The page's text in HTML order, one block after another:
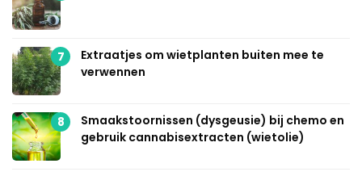
7
Extraatjes om wietplanten buiten mee te
verwennen
8
Smaakstoornissen (dysgeusie) bij chemo en
gebruik cannabisextracten (wietolie)